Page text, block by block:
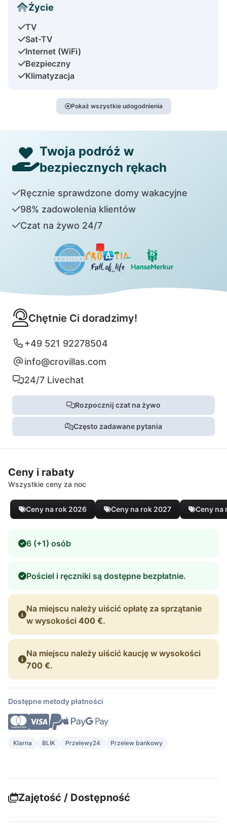
Życie
TV
Sat-TV
Internet (WiFi)
Bezpieczny
Klimatyzacja
Pokaż wszystkie udogodnienia
Twoja podróż w
bezpiecznych rękach
Ręcznie sprawdzone domy wakacyjne
98% zadowolenia klientów
Czat na żywo 24/7
Chętnie Ci doradzimy!
+49 521 92278504
info@crovillas.com
24/7 Livechat
Rozpocznij czat na żywo
Często zadawane pytania
Ceny i rabaty
Wszystkie ceny za noc
Ceny na rok 2026 Ceny na rok 2027 Ceny na
6 (+1) osób
Pościel i ręczniki są dostępne bezpłatnie.
Na miejscu należy uiścić opłatę za sprzątanie
w wysokości 400 €.
Na miejscu należy uiścić kaucję w wysokości
700 €.
Dostępne metody płatności
Klarna BLIK Przelewy24 Przelew bankowy
Zajętość / Dostępność